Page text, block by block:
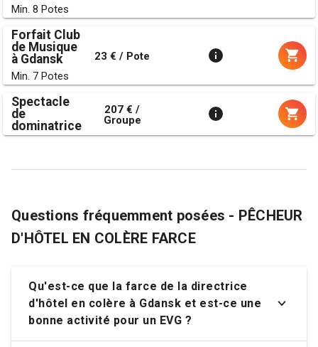
Min. 8 Potes
Forfait Club
de Musique
à Gdansk
Min. 7 Potes
23 € / Pote
Spectacle
de
dominatrice
207 € /
Groupe
Questions fréquemment posées - PÊCHEUR
D'HÔTEL EN COLÈRE FARCE
Qu'est-ce que la farce de la directrice
d'hôtel en colère à Gdansk et est-ce une
bonne activité pour un EVG ?